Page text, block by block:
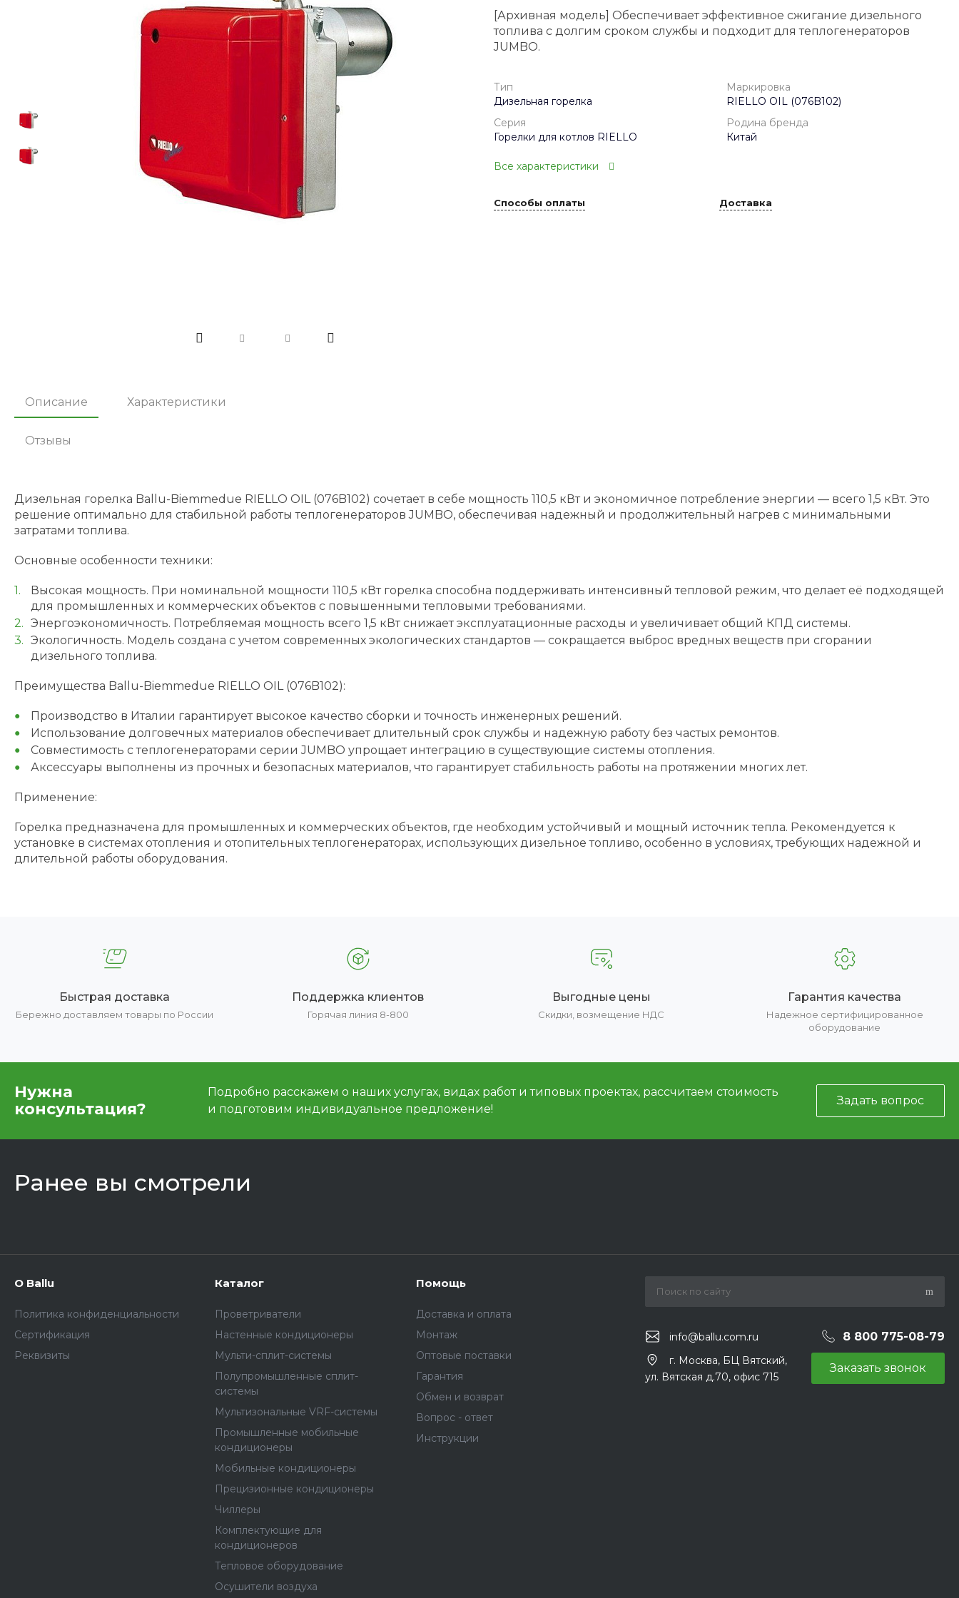
[Архивная модель] Обеспечивает эффективное сжигание дизельного
топлива с долгим сроком службы и подходит для теплогенераторов
JUMBO.
Тип
Дизельная горелка
Маркировка
RIELLO OIL (076B102)
Серия
Горелки для котлов RIELLO
Родина бренда
Китай
Все характеристики
Способы оплаты Доставка
Описание Характеристики
Отзывы
Дизельная горелка Ballu-Biemmedue RIELLO OIL (076B102) сочетает в себе мощность 110,5 кВт и экономичное потребление энергии — всего 1,5 кВт. Это
решение оптимально для стабильной работы теплогенераторов JUMBO, обеспечивая надежный и продолжительный нагрев с минимальными
затратами топлива.
Основные особенности техники:
Высокая мощность. При номинальной мощности 110,5 кВт горелка способна поддерживать интенсивный тепловой режим, что делает её подходящей
для промышленных и коммерческих объектов с повышенными тепловыми требованиями.
Энергоэкономичность. Потребляемая мощность всего 1,5 кВт снижает эксплуатационные расходы и увеличивает общий КПД системы.
Экологичность. Модель создана с учетом современных экологических стандартов — сокращается выброс вредных веществ при сгорании
дизельного топлива.
Преимущества Ballu-Biemmedue RIELLO OIL (076B102):
Производство в Италии гарантирует высокое качество сборки и точность инженерных решений.
Использование долговечных материалов обеспечивает длительный срок службы и надежную работу без частых ремонтов.
Совместимость с теплогенераторами серии JUMBO упрощает интеграцию в существующие системы отопления.
Аксессуары выполнены из прочных и безопасных материалов, что гарантирует стабильность работы на протяжении многих лет.
Применение:
Горелка предназначена для промышленных и коммерческих объектов, где необходим устойчивый и мощный источник тепла. Рекомендуется к
установке в системах отопления и отопительных теплогенераторах, использующих дизельное топливо, особенно в условиях, требующих надежной и
длительной работы оборудования.
Быстрая доставка
Бережно доставляем товары по России
Поддержка клиентов
Горячая линия 8-800
Выгодные цены
Скидки, возмещение НДС
Гарантия качества
Надежное сертифицированное
оборудование
Нужна
консультация?
Подробно расскажем о наших услугах, видах работ и типовых проектах, рассчитаем стоимость
и подготовим индивидуальное предложение!
Задать вопрос
Ранее вы смотрели
О Ballu
Политика конфиденциальности
Сертификация
Реквизиты
Каталог
Проветриватели
Настенные кондиционеры
Мульти-сплит-системы
Полупромышленные сплит-
системы
Мультизональные VRF-системы
Промышленные мобильные
кондиционеры
Мобильные кондиционеры
Прецизионные кондиционеры
Чиллеры
Комплектующие для
кондиционеров
Тепловое оборудование
Осушители воздуха
Помощь
Доставка и оплата
Монтаж
Оптовые поставки
Гарантия
Обмен и возврат
Вопрос - ответ
Инструкции
info@ballu.com.ru 8 800 775-08-79
г. Москва, БЦ Вятский,
ул. Вятская д.70, офис 715
Заказать звонок